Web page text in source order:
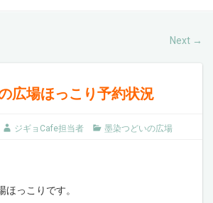
Next →
広場ほっこり予約状況
ジギョCafe担当者 墨染つどいの広場
ほっこりです。